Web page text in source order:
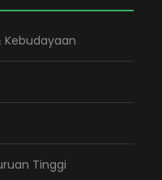
Kebudayaan
Tinggi